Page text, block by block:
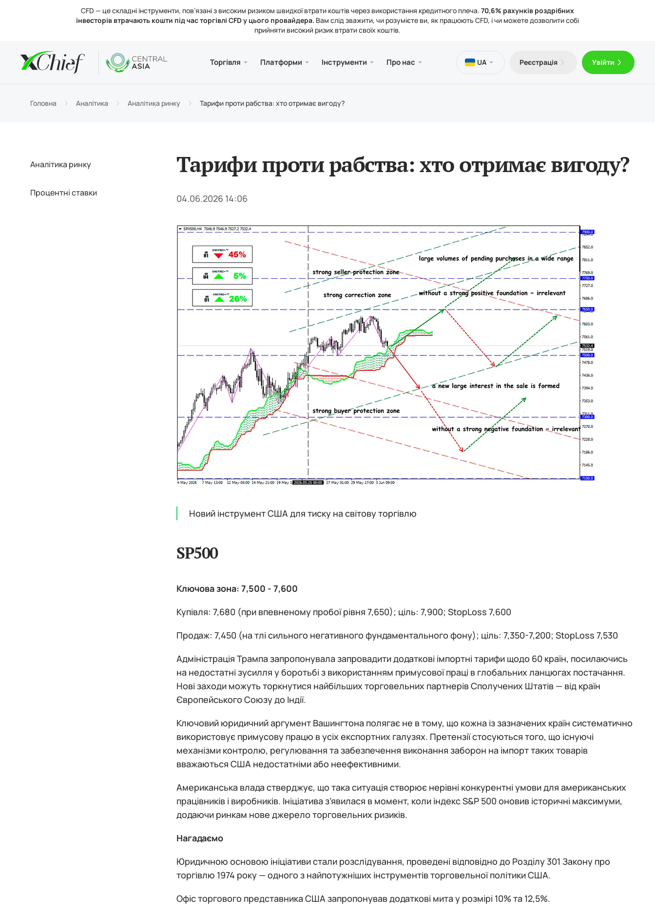
CFD — це складні інструменти, пов’язані з високим ризиком швидкої втрати коштів через використання кредитного плеча. 70,6% рахунків роздрібних
інвесторів втрачають кошти під час торгівлі CFD у цього провайдера. Вам слід зважити, чи розумієте ви, як працюють CFD, і чи можете дозволити собі
прийняти високий ризик втрати своїх коштів.
Торгівля
Торгові інструменти
Безкоштовний VPS
Платформи
Desktop та Web
Веб-термінал MetaTrader 5
MetaTrader 5 для Android
Інструменти
Аналітика
Процентні ставки
Статті про торгівлю
Про нас
Про нас
Новини компанії
Юридична інформація
Юридичні документи
UA Реєстрація Увійти
Головна Аналітика Аналітика ринку Тарифи проти рабства: хто отримає вигоду?
Аналітика ринку
Процентні ставки
Тарифи проти рабства: хто отримає вигоду?
04.06.2026 14:06
Новий інструмент США для тиску на світову торгівлю
SP500
Ключова зона: 7,500 - 7,600
Купівля: 7,680 (при впевненому пробої рівня 7,650); ціль: 7,900; StopLoss 7,600
Продаж: 7,450 (на тлі сильного негативного фундаментального фону); ціль: 7,350-7,200; StopLoss 7,530
Адміністрація Трампа запропонувала запровадити додаткові імпортні тарифи щодо 60 країн, посилаючись
на недостатні зусилля у боротьбі з використанням примусової праці в глобальних ланцюгах постачання.
Нові заходи можуть торкнутися найбільших торговельних партнерів Сполучених Штатів — від країн
Європейського Союзу до Індії.
Ключовий юридичний аргумент Вашингтона полягає не в тому, що кожна із зазначених країн систематично
використовує примусову працю в усіх експортних галузях. Претензії стосуються того, що існуючі
механізми контролю, регулювання та забезпечення виконання заборон на імпорт таких товарів
вважаються США недостатніми або неефективними.
Американська влада стверджує, що така ситуація створює нерівні конкурентні умови для американських
працівників і виробників. Ініціатива з’явилася в момент, коли індекс S&P 500 оновив історичні максимуми,
додаючи ринкам нове джерело торговельних ризиків.
Нагадаємо
Юридичною основою ініціативи стали розслідування, проведені відповідно до Розділу 301 Закону про
торгівлю 1974 року — одного з найпотужніших інструментів торговельної політики США.
Офіс торгового представника США запропонував додаткові мита у розмірі 10% та 12,5%.